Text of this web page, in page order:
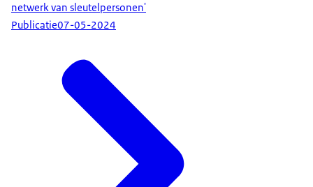
netwerk van sleutelpersonen'
Publicatie07-05-2024